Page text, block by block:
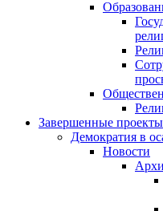
Завершенные проекты
Демократия в
Новости